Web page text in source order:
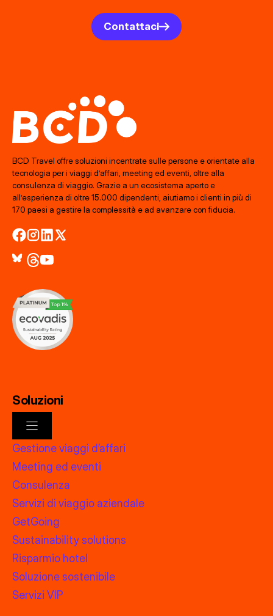
Contattaci
BCD Travel offre soluzioni incentrate sulle persone e orientate alla
tecnologia per i viaggi d’affari, meeting ed eventi, oltre alla
consulenza di viaggio. Grazie a un ecosistema aperto e
all’esperienza di oltre 15.000 dipendenti, aiutiamo i clienti in più di
170 paesi a gestire la complessità e ad avanzare con fiducia.
Soluzioni
Gestione viaggi d’affari
Meeting ed eventi
Consulenza
Servizi di viaggio aziendale
GetGoing
Sustainability solutions
Risparmio hotel
Soluzione sostenibile
Servizi VIP